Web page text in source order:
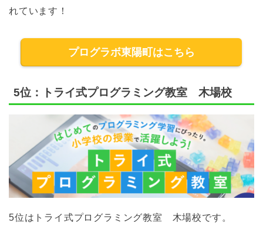
れています！
プログラボ東陽町はこちら
5位：トライ式プログラミング教室 木場校
5位はトライ式プログラミング教室 木場校です。